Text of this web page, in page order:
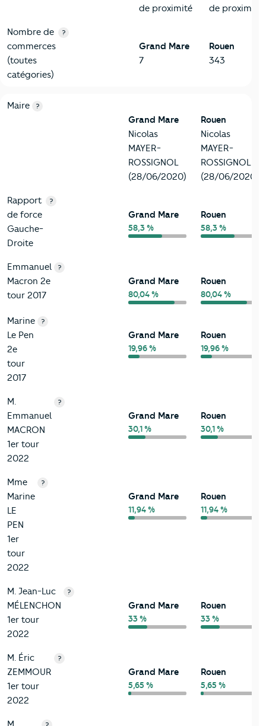
de proximité
de proximité
Nombre de
commerces
(toutes
catégories)
?
Grand Mare
7
Rouen
343
6-Politique
Critères
Maire ?
Grand Mare
Nicolas
MAYER-
ROSSIGNOL
(28/06/2020)
Rouen
Nicolas
MAYER-
ROSSIGNOL
(28/06/2020)
Rapport
de force
Gauche-
Droite
?
Grand Mare
58,3 %
Rouen
58,3 %
Emmanuel
Macron 2e
tour 2017
?
Grand Mare
80,04 %
Rouen
80,04 %
Marine
Le Pen
2e
tour
2017
?
Grand Mare
19,96 %
Rouen
19,96 %
M.
Emmanuel
MACRON
1er tour
2022
?
Grand Mare
30,1 %
Rouen
30,1 %
Mme
Marine
LE
PEN
1er
tour
2022
?
Grand Mare
11,94 %
Rouen
11,94 %
M. Jean-Luc
MÉLENCHON
1er tour
2022
?
Grand Mare
33 %
Rouen
33 %
M. Éric
ZEMMOUR
1er tour
2022
?
Grand Mare
5,65 %
Rouen
5,65 %